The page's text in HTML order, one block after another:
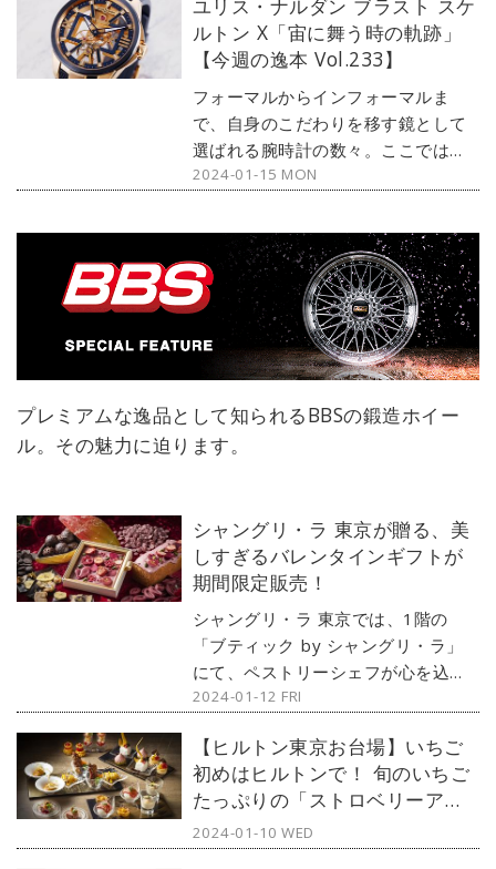
のか、本当に恐竜ではないのか、チ
ェックしていきましょう！
ユリス・ナルダン ブラスト スケ
ルトン X「宙に舞う時の軌跡」
【今週の逸本 Vol.233】
フォーマルからインフォーマルま
で、自身のこだわりを移す鏡として
選ばれる腕時計の数々。ここではブ
ランド腕時計専門店・MOON
デルからアンティークまで、見る者
の感性を刺激する1本をセレクト。今
回は、当連載初登場となるユリス・
ナルダンから『ブラスト スケルトン
X』をご紹介しよう。
2024-01-15 MON
プレミアムな逸品として知られるBBSの鍛造ホイー
ル。その魅力に迫ります。
シャングリ・ラ 東京が贈る、美
しすぎるバレンタインギフトが
期間限定販売！
シャングリ・ラ 東京では、1階の
「ブティック by シャングリ・ラ」
にて、ペストリーシェフが心を込め
て作ったチョコレート3種とプレミア
2月1日（木）から限定販売します。
（文：紺野ミク）
2024-01-12 FRI
【ヒルトン東京お台場】いちご
初めはヒルトンで！ 旬のいちご
たっぷりの「ストロベリーアフ
タヌーンティー＆ハイティー」
が今年も開催
2024-01-10 WED